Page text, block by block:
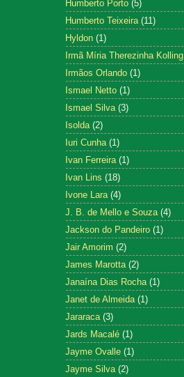
Humberto Porto (5)
Humberto Teixeira (11)
Hyldon (1)
Irmã Míria Therezinha Kolling
Irmãos Orlando (1)
Ismael Netto (1)
Ismael Silva (3)
Isolda (2)
Iuri Cunha (1)
Ivan Ferreira (1)
Ivan Lins (18)
Ivone Lara (4)
J. B. de Mello e Souza (4)
Jackson do Pandeiro (1)
Jair Amorim (2)
James Marotta (2)
Janaína Dias Rocha (1)
Janet de Almeida (1)
Jararaca (3)
Jards Macalé (1)
Jayme Ovalle (1)
Jayme Silva (2)